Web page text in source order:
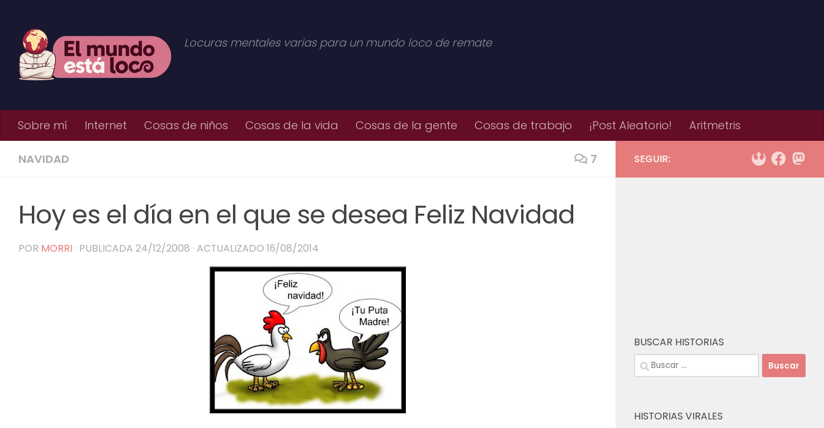
Locuras mentales varias para un mundo loco de remate
Sobre mí Internet Cosas de niños Cosas de la vida Cosas de la gente Cosas de trabajo ¡Post Aleatorio! Aritmetris
NAVIDAD 7
Hoy es el día en el que se desea Feliz Navidad
POR MORRI · PUBLICADA 24/12/2008 · ACTUALIZADO 16/08/2014
SEGUIR:
BUSCAR HISTORIAS
Buscar:
HISTORIAS VIRALES